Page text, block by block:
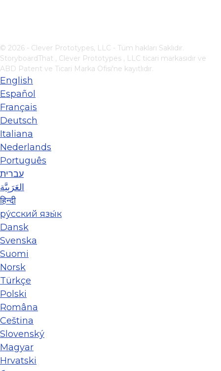
© 2026 - Clever Prototypes, LLC - Tüm hakları Saklıdır.
StoryboardThat , Clever Prototypes , LLC ticari markasıdır ve
ABD Patent ve Ticari Marka Ofisi'ne kayıtlıdır.
English
Español
Français
Deutsch
Italiana
Nederlands
Português
עברית
العَرَبِيَّة
हिन्दी
ру́сский язы́к
Dansk
Svenska
Suomi
Norsk
Türkçe
Polski
Româna
Ceština
Slovenský
Magyar
Hrvatski